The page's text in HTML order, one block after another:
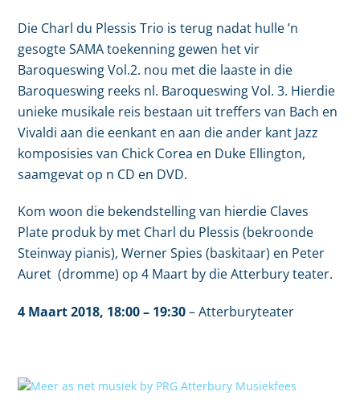
Die Charl du Plessis Trio is terug nadat hulle ’n
gesogte SAMA toekenning gewen het vir
Baroqueswing Vol.2. nou met die laaste in die
Baroqueswing reeks nl. Baroqueswing Vol. 3. Hierdie
unieke musikale reis bestaan uit treffers van Bach en
Vivaldi aan die eenkant en aan die ander kant Jazz
komposisies van Chick Corea en Duke Ellington,
saamgevat op n CD en DVD.
Kom woon die bekendstelling van hierdie Claves
Plate produk by met Charl du Plessis (bekroonde
Steinway pianis), Werner Spies (baskitaar) en Peter
Auret (dromme) op 4 Maart by die Atterbury teater.
4 Maart 2018, 18:00– 19:30 –Atterburyteater